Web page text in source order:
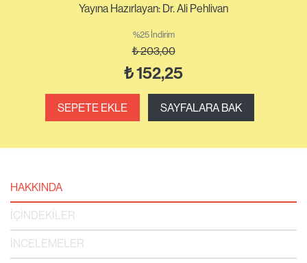
Yayına Hazırlayan: Dr. Ali Pehlivan
%25 İndirim
₺203,00
₺152,25
SEPETE EKLE SAYFALARA BAK
HAKKINDA
İÇİNDEKİLER
İNCELEMELER